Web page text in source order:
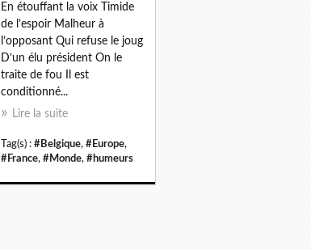
En étouffant la voix Timide
de l’espoir Malheur à
l’opposant Qui refuse le joug
D’un élu président On le
traite de fou Il est
conditionné...
Lire la suite
Tag(s) : #Belgique, #Europe,
#France, #Monde, #humeurs